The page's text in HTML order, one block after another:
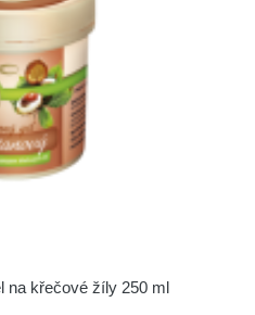
na křečové žíly 250 ml